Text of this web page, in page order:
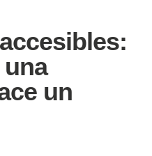
un